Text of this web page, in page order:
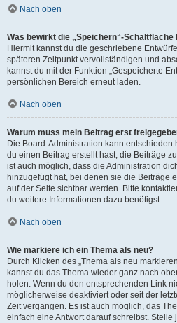
Nach oben
Was bewirkt die „Speichern“-
Hiermit kannst du die geschriebene
späteren Zeitpunkt vervollständigen und
kannst du mit der Funktion „Gespeicherte
persönlichen Bereich erneut laden.
Nach oben
Warum muss mein Beitrag erst
Die Board-Administration kann entschieden
du einen Beitrag erstellt hast, die Beiträge
ist auch möglich, dass die Administration
hinzugefügt hat, bei denen sie die Beiträge
auf der Seite sichtbar werden. Bitte
du weitere Informationen dazu benötigst.
Nach oben
Wie markiere ich ein Thema als neu?
Durch Klicken des „Thema als neu
kannst du das Thema wieder ganz nach
holen. Wenn du den entsprechenden Link
möglicherweise deaktiviert oder seit der
Zeit vergangen. Es ist auch möglich, das
einfach eine Antwort darauf schreibst.